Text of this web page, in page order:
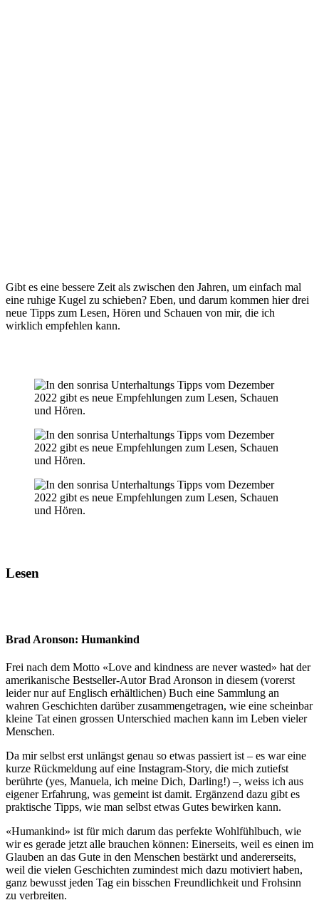
Gibt es eine bessere Zeit als zwischen den Jahren, um einfach mal
eine ruhige Kugel zu schieben? Eben, und darum kommen hier drei
neue Tipps zum Lesen, Hören und Schauen von mir, die ich
wirklich empfehlen kann.
Lesen
Brad Aronson: Humankind
Frei nach dem Motto «Love and kindness are never wasted» hat der
amerikanische Bestseller-Autor Brad Aronson in diesem (vorerst
leider nur auf Englisch erhältlichen) Buch eine Sammlung an
wahren Geschichten darüber zusammengetragen, wie eine scheinbar
kleine Tat einen grossen Unterschied machen kann im Leben vieler
Menschen.
Da mir selbst erst unlängst genau so etwas passiert ist – es war eine
kurze Rückmeldung auf eine Instagram-Story, die mich zutiefst
berührte (yes, Manuela, ich meine Dich, Darling!) –, weiss ich aus
eigener Erfahrung, was gemeint ist damit. Ergänzend dazu gibt es
praktische Tipps, wie man selbst etwas Gutes bewirken kann.
«Humankind» ist für mich darum das perfekte Wohlfühlbuch, wie
wir es gerade jetzt alle brauchen können: Einerseits, weil es einen im
Glauben an das Gute in den Menschen bestärkt und andererseits,
weil die vielen Geschichten zumindest mich dazu motiviert haben,
ganz bewusst jeden Tag ein bisschen Freundlichkeit und Frohsinn
zu verbreiten.